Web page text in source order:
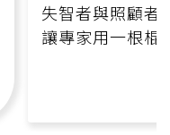
失智者與照顧者
讓專家用一根棍